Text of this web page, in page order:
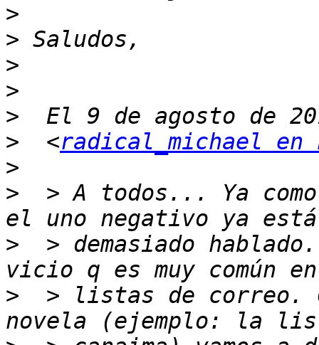
>
>
>
>
>
>
  <
radical_michael en
>
>
> A todos... Ya
>
> demasiado
>
> listas de correo.